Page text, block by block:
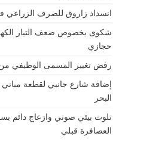
انسداد زاروق للصرف
شكوى بخصوص ضعف التيار
حجازي
رفض تغيير المسمى الوظيفي من
إضافة شارع جانبي لقطعة
البحر
تلوث بيئي صوتي وازعاج دائم
العصافرة قبلي